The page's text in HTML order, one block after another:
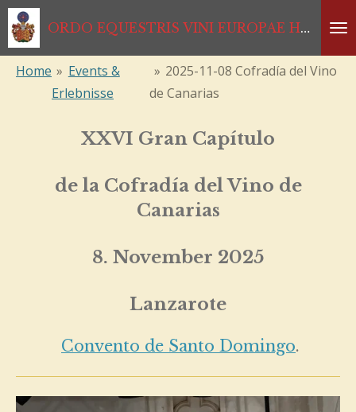
Zum
Hauptinhalt
ORDO EQUESTRIS VINI EUROPAE HABSBURGISCHER RITTERORDEN *1333*1468*1984*2024
Home » Events &
Erlebnisse
» 2025-11-08 Cofradía del Vino
de Canarias
XXVI Gran Capítulo
de la Cofradía del Vino de
Canarias
8. November 2025
Lanzarote
Convento de Santo Domingo.